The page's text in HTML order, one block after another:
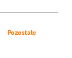
Pozostałe